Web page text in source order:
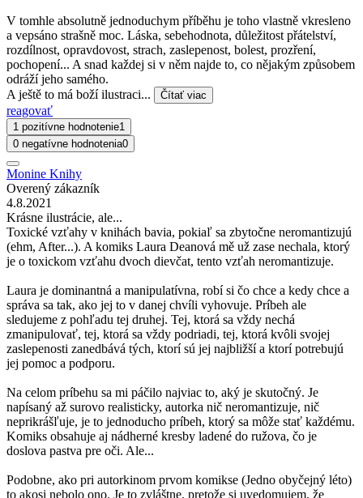
V tomhle absolutně jednoduchym příběhu je toho vlastně vkresleno
a vepsáno strašně moc. Láska, sebehodnota, důležitost přátelství,
rozdílnost, opravdovost, strach, zaslepenost, bolest, prozření,
pochopení... A snad každej si v něm najde to, co nějakým způsobem
odráží jeho samého.
A ještě to má boží ilustraci...
Čítať viac
reagovať
1 pozitívne hodnotenie1
0 negatívne hodnotenia0
Monine Knihy
Overený zákazník
4.8.2021
Krásne ilustrácie, ale...
Toxické vzťahy v knihách bavia, pokiaľ sa zbytočne neromantizujú
(ehm, After...). A komiks Laura Deanová mě už zase nechala, ktorý
je o toxickom vzťahu dvoch dievčat, tento vzťah neromantizuje.
Laura je dominantná a manipulatívna, robí si čo chce a kedy chce a
správa sa tak, ako jej to v danej chvíli vyhovuje. Príbeh ale
sledujeme z pohľadu tej druhej. Tej, ktorá sa vždy nechá
zmanipulovať, tej, ktorá sa vždy podriadi, tej, ktorá kvôli svojej
zaslepenosti zanedbává tých, ktorí sú jej najbližší a ktorí potrebujú
jej pomoc a podporu.
Na celom príbehu sa mi páčilo najviac to, aký je skutočný. Je
napísaný až surovo realisticky, autorka nič neromantizuje, nič
neprikrášľuje, je to jednoducho príbeh, ktorý sa môže stať každému.
Komiks obsahuje aj nádherné kresby ladené do ružova, čo je
doslova pastva pre oči. Ale...
Podobne, ako pri autorkinom prvom komikse (Jedno obyčejný léto)
to akosi nebolo ono. Je to zvláštne, pretože si uvedomujem, že